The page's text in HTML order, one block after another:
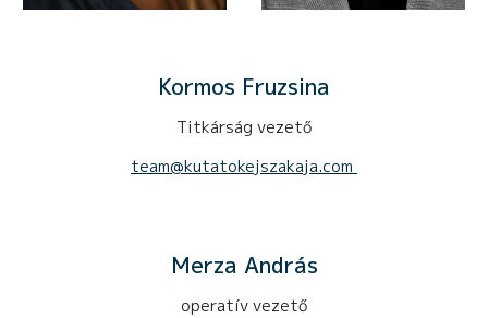
Kormos Fruzsina
Titkárság vezető
team@kutatokejszakaja.com
Merza András
operatív vezető